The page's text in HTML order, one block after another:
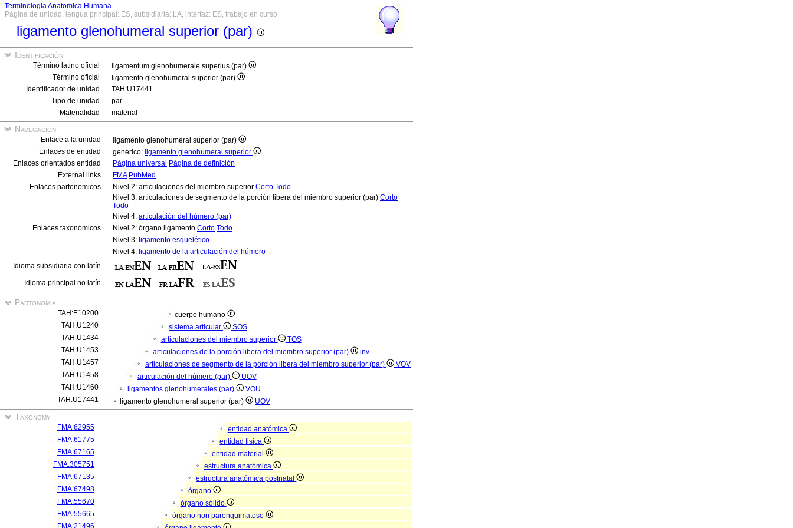
Terminologia Anatomica Humana
Página de unidad, lengua principal: ES, subsidiaria: LA, interfaz: ES, trabajo en curso
ligamento glenohumeral superior (par)
Identificación
Término latino oficial
ligamentum glenohumerale superius (par)
Término oficial
ligamento glenohumeral superior (par)
Identificador de unidad
TAH:U17441
Tipo de unidad
par
Materialidad
material
Navegación
Enlace a la unidad
ligamento glenohumeral superior (par)
Enlaces de entidad
genérico: ligamento glenohumeral superior
Enlaces orientados entidad
Página universal Página de definición
External links
FMA PubMed
Enlaces partonomicos
Nivel 2: articulaciones del miembro superior Corto Todo
Nivel 3: articulaciones de segmento de la porción libera del miembro superior (par) Corto
Todo
Nivel 4: articulación del húmero (par)
Enlaces taxonómicos
Nivel 2: órgano ligamento Corto Todo
Nivel 3: ligamento esquelético
Nivel 4: ligamento de la articulación del húmero
Idioma subsidiaria con latín
Idioma principal no latín
Partonomia
TAH:E10200
cuerpo humano
TAH:U1240
sistema articular
SOS
TAH:U1434
articulaciones del miembro superior
TOS
TAH:U1453
articulaciones de la porción libera del miembro superior (par)
inv
TAH:U1457
articulaciones de segmento de la porción libera del miembro superior (par)
VOV
TAH:U1458
articulación del húmero (par)
UOV
TAH:U1460
ligamentos glenohumerales (par)
VOU
TAH:U17441
ligamento glenohumeral superior (par) UOV
Taxonomy
FMA:62955
entidad anatómica
FMA:61775
entidad fisica
FMA:67165
entidad material
FMA:305751
estructura anatómica
FMA:67135
estructura anatómica postnatal
FMA:67498
órgano
FMA:55670
órgano sólido
FMA:55665
órgano non parenquimatoso
FMA:21496